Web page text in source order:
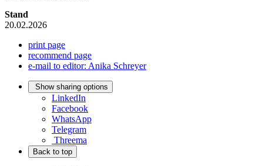
Stand
20.02.2026
print page
recommend page
e-mail to editor: Anika Schreyer
Show sharing options
LinkedIn
Facebook
WhatsApp
Telegram
Threema
Back to top